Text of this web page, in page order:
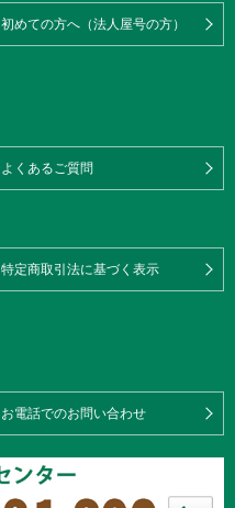
初めての方へ（法人屋号の方）
よくあるご質問
特定商取引法に基づく表示
お電話でのお問い合わせ